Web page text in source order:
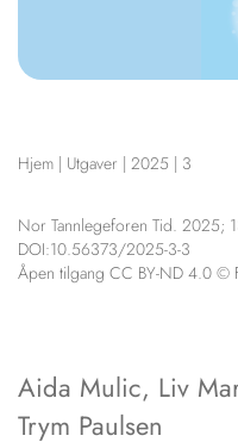
KURSKALENDER
KJØP & SALG
ANNONSERING
Hjem | Utgaver | 2025 | 3
Nor Tannlegeforen Tid. 2025;
DOI:10.56373/2025-3-3
Åpen tilgang CC BY-ND 4.0 ©
Aida Mulic, Liv
Trym Paulsen